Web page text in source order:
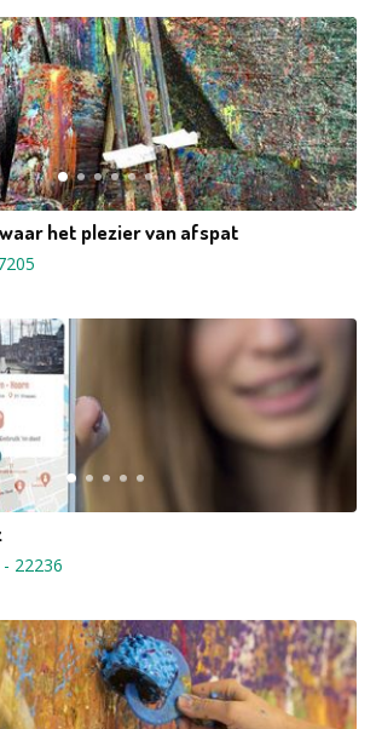
het plezier van afspat
- 22236